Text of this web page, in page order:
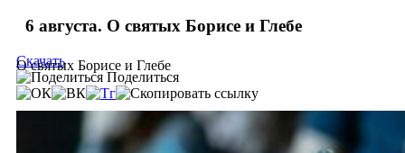
6 августа. О святых Борисе и Глебе
О святых Борисе и Глебе
Скачать
Поделиться